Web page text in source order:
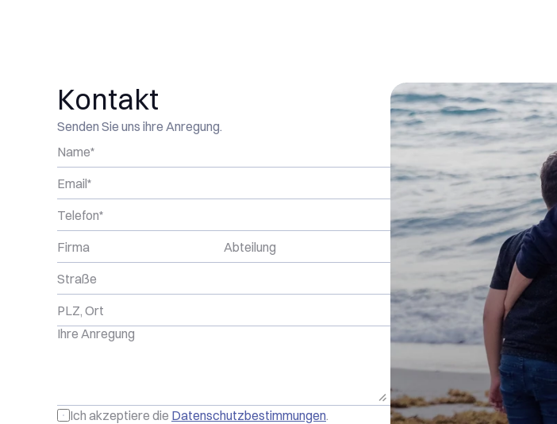
Kontakt
Senden Sie uns ihre Anregung.
Ich akzeptiere die Datenschutzbestimmungen.